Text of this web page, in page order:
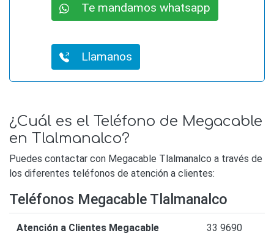
Te mandamos whatsapp
Llamanos
¿Cuál es el Teléfono de Megacable
en Tlalmanalco?
Puedes contactar con Megacable Tlalmanalco a través de
los diferentes teléfonos de atención a clientes:
Teléfonos Megacable Tlalmanalco
Atención a Clientes Megacable
33 9690